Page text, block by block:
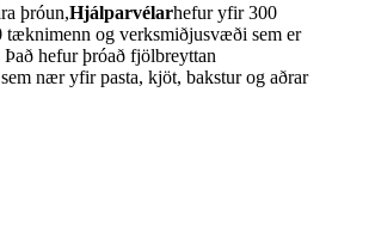
þróun,Hjálparvélarhefur yfir 300
tæknimenn og verksmiðjusvæði sem er
Það hefur þróað fjölbreyttan
nær yfir pasta, kjöt, bakstur og aðrar